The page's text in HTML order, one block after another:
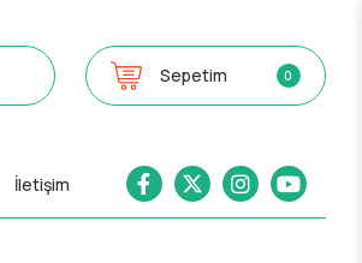
Sepetim 0
İletişim